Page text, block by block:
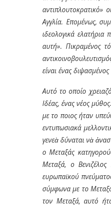
αντιπλουτοκρατικό»
Αγγλία. Επομένως,
ιδεολογικά
αυτή». Πικραμένος
είναι ένας
Αυτό το οποίο
Ιδέας, ένας νέος
με το ποιος ήταν
εντυπωσιακά
γενεὰ δύναται νὰ
ο Μεταξάς κατηγo
Μεταξά, ο Βενιζέλος
ευρωπαϊκού
σύμφωνα με το
τον Μεταξά, αυτό